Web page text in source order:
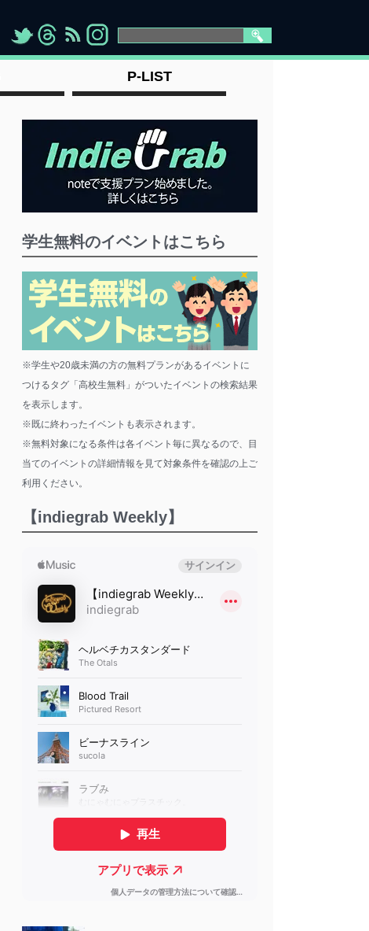
"> "> "> " >
P-LIST
学生無料のイベントはこちら
※学生や20歳未満の方の無料プランがあるイベントに
つけるタグ「高校生無料」がついたイベントの検索結果
を表示します。
※既に終わったイベントも表示されます。
※無料対象になる条件は各イベント毎に異なるので、目
当てのイベントの詳細情報を見て対象条件を確認の上ご
利用ください。
【indiegrab Weekly】